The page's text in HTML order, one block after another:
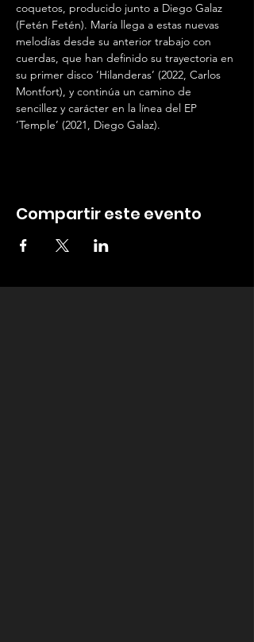
coquetos, producido junto a Diego Galaz
(Fetén Fetén). María llega a estas nuevas
melodías desde su anterior trabajo con
cuerdas, que han definido su trayectoria en
su primer disco ‘Hilanderas’ (2022, Carlos
Montfort), y continúa un camino de
sencillez y carácter en la línea del EP
‘Temple’ (2021, Diego Galaz).
Compartir este evento